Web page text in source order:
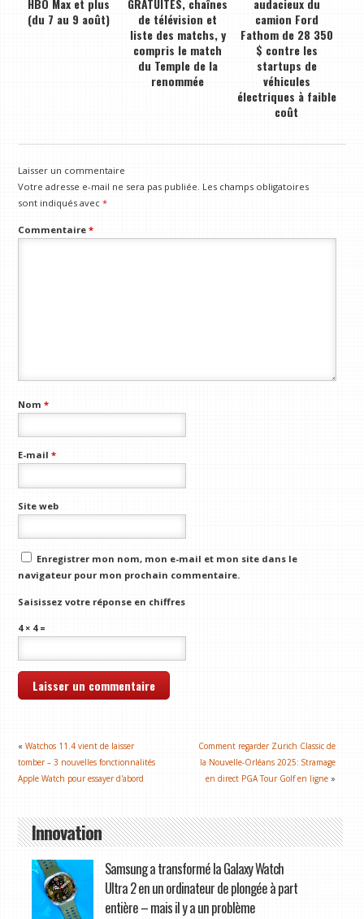
HBO Max et plus
(du 7 au 9 août)
GRATUITES, chaînes
de télévision et
liste des matchs, y
compris le match
du Temple de la
renommée
audacieux du
camion Ford
Fathom de 28 350
$ contre les
startups de
véhicules
électriques à faible
coût
Laisser un commentaire
Votre adresse e-mail ne sera pas publiée. Les champs obligatoires
sont indiqués avec*
Commentaire*
Nom*
E-mail*
Site web
Enregistrer mon nom, mon e-mail et mon site dans le
navigateur pour mon prochain commentaire.
Saisissez votre réponse en chiffres
4 × 4 =
«Watchos 11.4 vient de laisser
tomber – 3 nouvelles fonctionnalités
Apple Watch pour essayer d'abord
Comment regarder Zurich Classic de
la Nouvelle-Orléans 2025: Stramage
en direct PGA Tour Golf en ligne »
Innovation
Samsung a transformé la Galaxy Watch
Ultra 2 en un ordinateur de plongée à part
entière – mais il y a un problème